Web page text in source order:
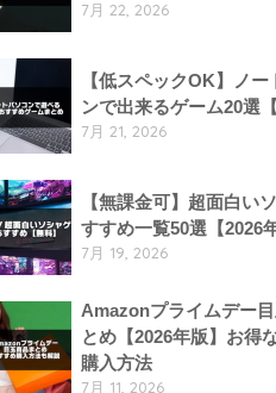
7月 22, 2026
【低スペックOK】ノー
ンで出来るゲーム20選【
7月 21, 2026
【無課金可】超面白い
すすめ一覧50選【2026
7月 19, 2026
Amazonプライムデー
とめ【2026年版】お得
購入方法
7月 11, 2026